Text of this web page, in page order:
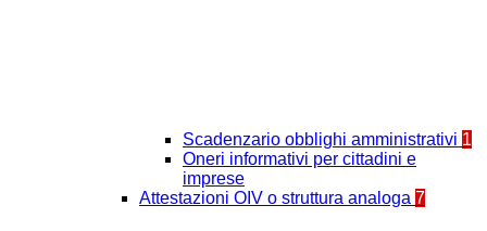
Scadenzario obblighi amministrativi 1
Oneri informativi per cittadini e
imprese
Attestazioni OIV o struttura analoga 7